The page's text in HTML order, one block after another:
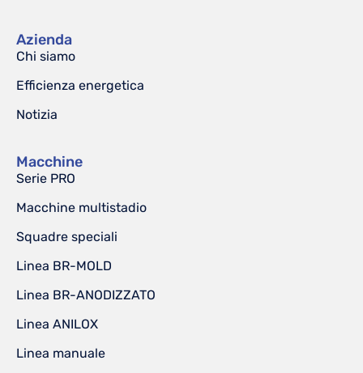
Azienda
Chi siamo
Efficienza energetica
Notizia
Macchine
Serie PRO
Macchine multistadio
Squadre speciali
Linea BR-MOLD
Linea BR-ANODIZZATO
Linea ANILOX
Linea manuale